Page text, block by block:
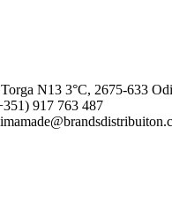
N13 3°C, 2675-633
917 763 487